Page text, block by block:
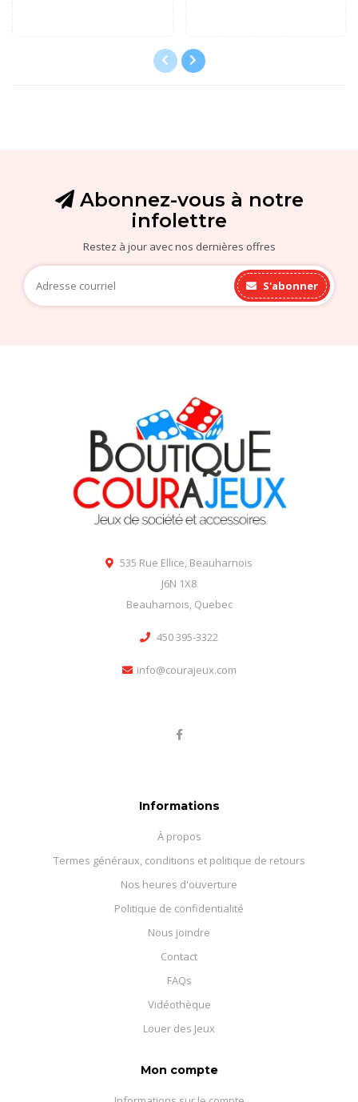
Abonnez-vous à notre
infolettre
Restez à jour avec nos dernières offres
S'abonner
535 Rue Ellice, Beauharnois
J6N 1X8
Beauharnois, Quebec
450 395-3322
info@courajeux.com
Informations
À propos
Termes généraux, conditions et politique de retours
Nos heures d'ouverture
Politique de confidentialité
Nous joindre
Contact
FAQs
Vidéothèque
Louer des Jeux
Mon compte